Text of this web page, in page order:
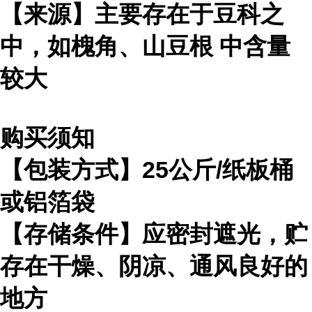
【来源】主要存在于豆科之
中，如槐角、 山豆根 中含量
较大
购买须知
【包装方式】25公斤/纸板桶
或铝箔袋
【存储条件】应密封遮光，贮
存在干燥、阴凉、通风良好的
地方